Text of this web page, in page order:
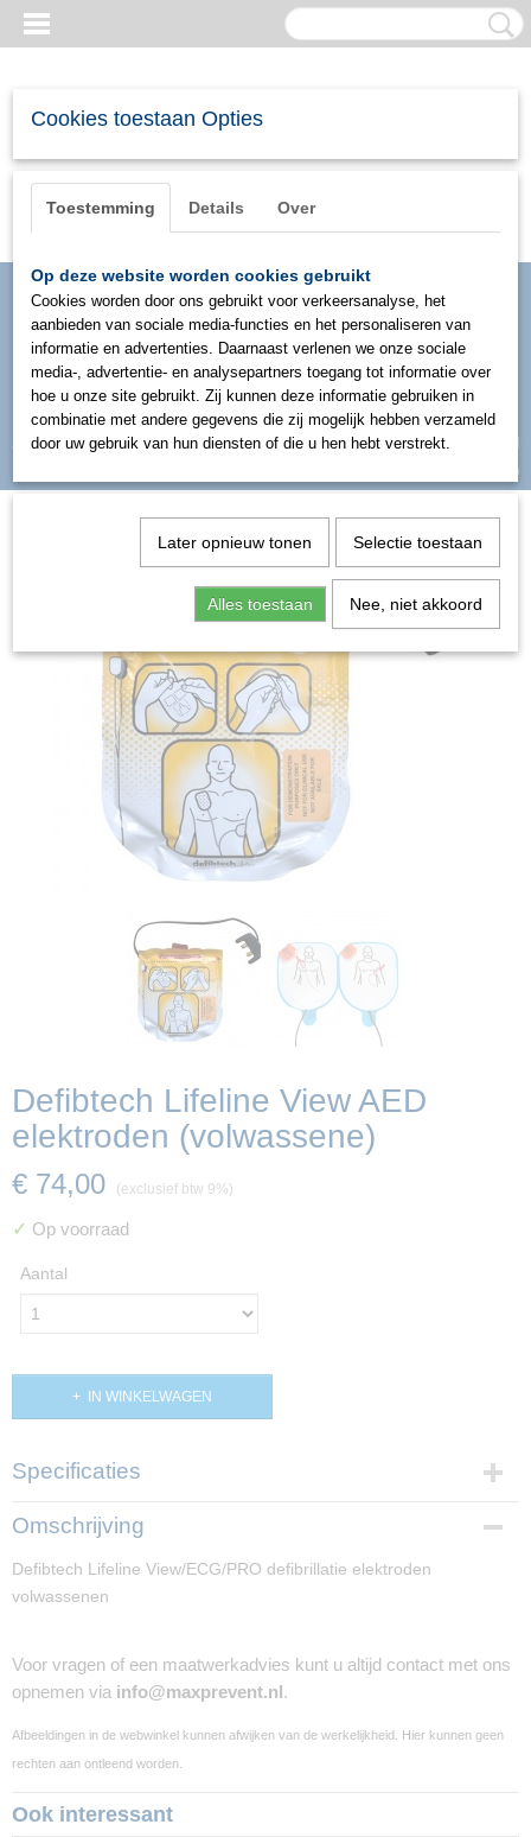
Inloggen Registreren
UW WINKELWAGEN
(0)
Defibtech Lifeline View AED
elektroden (volwassene)
€ 74,00 (exclusief btw 9%)
✓ Op voorraad
Aantal
IN WINKELWAGEN
Specificaties
Productcode
Omschrijving
Defibtech Lifeline View/ECG/PRO defibrillatie elektroden
volwassenen
Voor vragen of een maatwerkadvies kunt u altijd contact met ons
opnemen via info@maxprevent.nl .
Afbeeldingen in de webwinkel kunnen afwijken van de werkelijkheid. Hier kunnen geen
rechten aan ontleend worden.
Ook interessant
Cookies toestaan Opties
Toestemming Details Over
Op deze website worden cookies gebruikt
Cookies worden door ons gebruikt voor verkeersanalyse, het
aanbieden van sociale media-functies en het personaliseren van
informatie en advertenties. Daarnaast verlenen we onze sociale
media-, advertentie- en analysepartners toegang tot informatie over
hoe u onze site gebruikt. Zij kunnen deze informatie gebruiken in
combinatie met andere gegevens die zij mogelijk hebben verzameld
door uw gebruik van hun diensten of die u hen hebt verstrekt.
Later opnieuw tonen Selectie toestaan
Alles toestaan Nee, niet akkoord